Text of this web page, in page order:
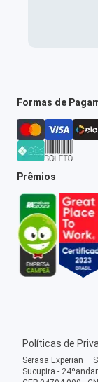
Formas de
Prêmios
Políticas de
Serasa Experian –
Sucupira -